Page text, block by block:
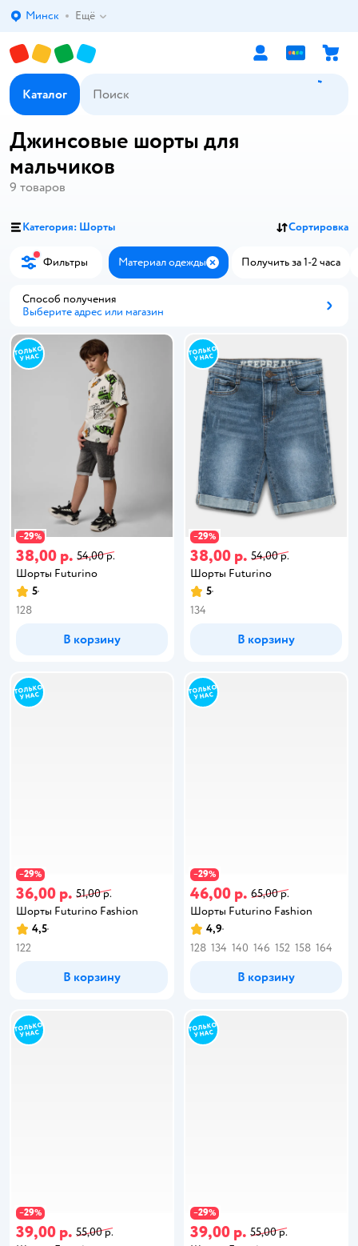
Выбор адреса доставки.
Минск Ещё
Каталог
Джинсовые шорты для
мальчиков
9 товаров
Категория: Шорты Сортировка
Фильтры Материал одежды ЗакрытьПолучить за 1-2 часа
Способ получения
Выберите адрес или магазин
−29%
38,00 р. 54,00 р.
Шорты Futurino
5
128
В корзину
−29%
38,00 р. 54,00 р.
Шорты Futurino
5
134
В корзину
−29%
36,00 р. 51,00 р.
Шорты Futurino Fashion
4,5
122
В корзину
−29%
46,00 р. 65,00 р.
Шорты Futurino Fashion
4,9
128 134 140 146 152 158 164
В корзину
−29%
39,00 р. 55,00 р.
−29%
39,00 р. 55,00 р.